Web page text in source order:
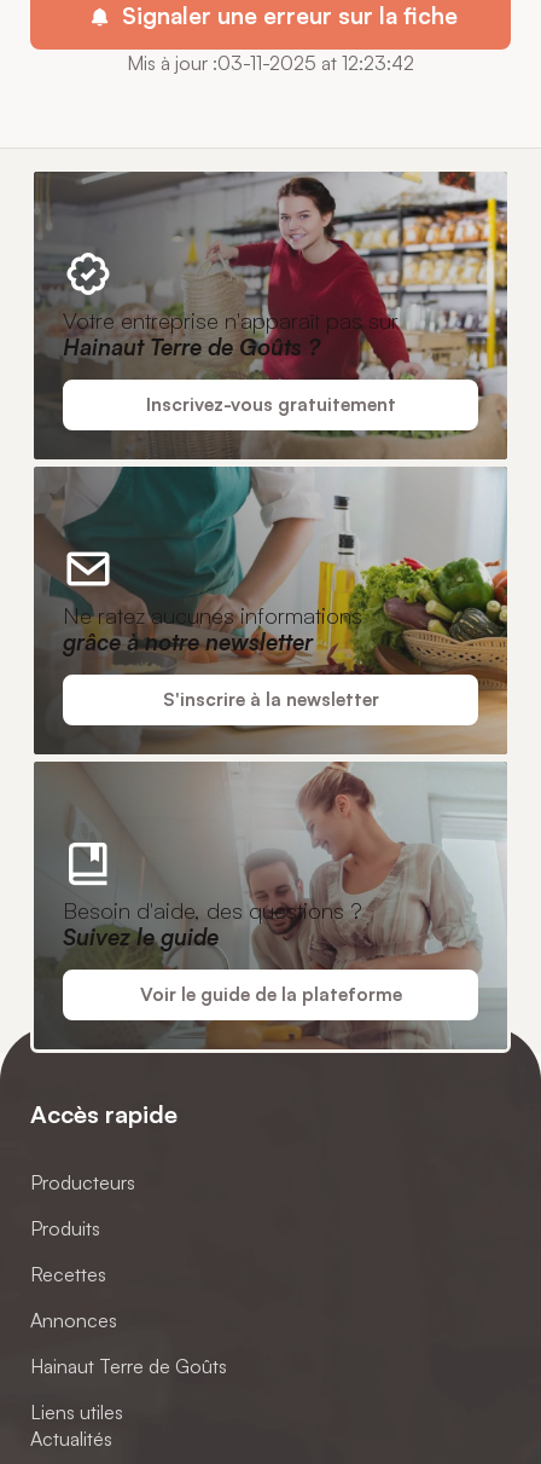
Signaler une erreur sur la fiche
Mis à jour :03-11-2025 at 12:23:42
Votre entreprise n'apparaît pas sur
Hainaut Terre de Goûts ?
Inscrivez-vous gratuitement
Ne ratez aucunes informations
grâce à notre newsletter
S'inscrire à la newsletter
Besoin d'aide, des questions ?
Suivez le guide
Voir le guide de la plateforme
Accès rapide
Producteurs
Produits
Recettes
Annonces
Hainaut Terre de Goûts
Liens utiles
Actualités